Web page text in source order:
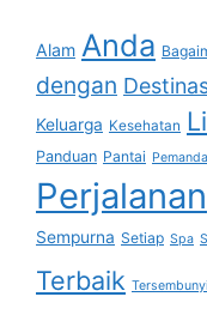
Alam Anda
dengan
Keluarga Kesehatan
Panduan Pantai
Perjalanan
Sempurna Setiap Spa
Terbaik Tersembunyi